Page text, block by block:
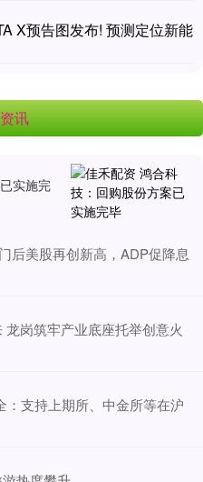
X预告图发布! 预测定位新能
讯
实施完
后美股再创新高，ADP促降息
龙岗筑牢产业底座托举创意火
支持上期所、中金所等在沪